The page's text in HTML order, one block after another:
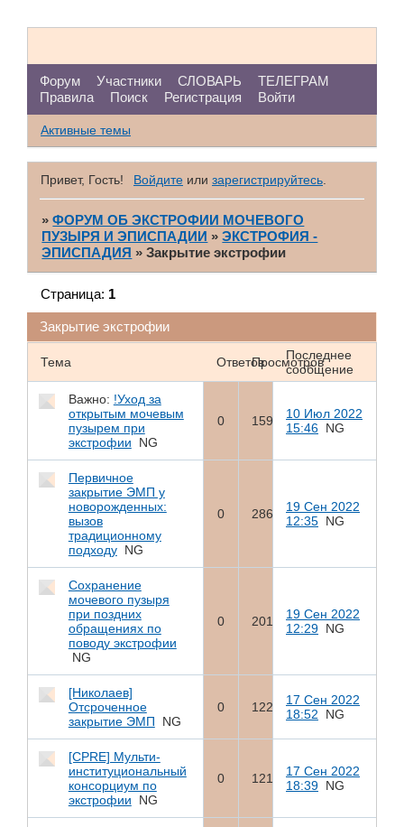
Форум Участники СЛОВАРЬ
ТЕЛЕГРАМ
Правила
Поиск Регистрация Войти
Активные темы
Привет, Гость! Войдите или зарегистрируйтесь.
»ФОРУМ ОБ ЭКСТРОФИИ МОЧЕВОГО
ПУЗЫРЯ И ЭПИСПАДИИ »ЭКСТРОФИЯ -
ЭПИСПАДИЯ »Закрытие экстрофии
Закрытие экстрофии
Страница: 1
Тема ОтветовПросмотров
Последнее
сообщение
Важно: !Уход за
открытым мочевым
пузырем при
экстрофии
NG
0 159
10 Июл 2022
15:46 NG
Первичное
закрытие ЭМП у
новорожденных:
вызов
традиционному
подходу NG
0 286
19 Сен 2022
12:35 NG
Сохранение
мочевого пузыря
при поздних
обращениях по
поводу экстрофии
NG
0 201
19 Сен 2022
12:29 NG
[Николаев]
Отсроченное
закрытие ЭМП
NG
0 122
17 Сен 2022
18:52
NG
[CPRE] Мульти-
институциональный
консорциум по
экстрофии
NG
0 121
17 Сен 2022
18:39 NG